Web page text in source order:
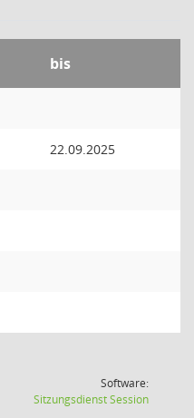
bis
22.09.2025
Software:
SitzungsdienstSession(Wird in